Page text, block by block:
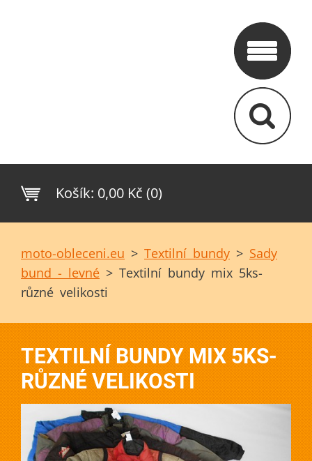
Košík: 0,00 Kč (0)
moto-obleceni.eu > Textilní bundy > Sady
bund - levné > Textilní bundy mix 5ks-
různé velikosti
TEXTILNÍ BUNDY MIX 5KS-
RŮZNÉ VELIKOSTI